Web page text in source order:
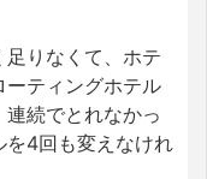
足りなくて、ホテ
ーティングホテル
続でとれなかっ
を4回も変えなけれ